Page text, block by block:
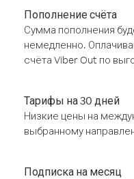
Пополнение счёта
Сумма пополнения
немедленно.
счёта Viber Out по
Тарифы на 30 дней
Низкие цены на
выбранному
Подписка на месяц